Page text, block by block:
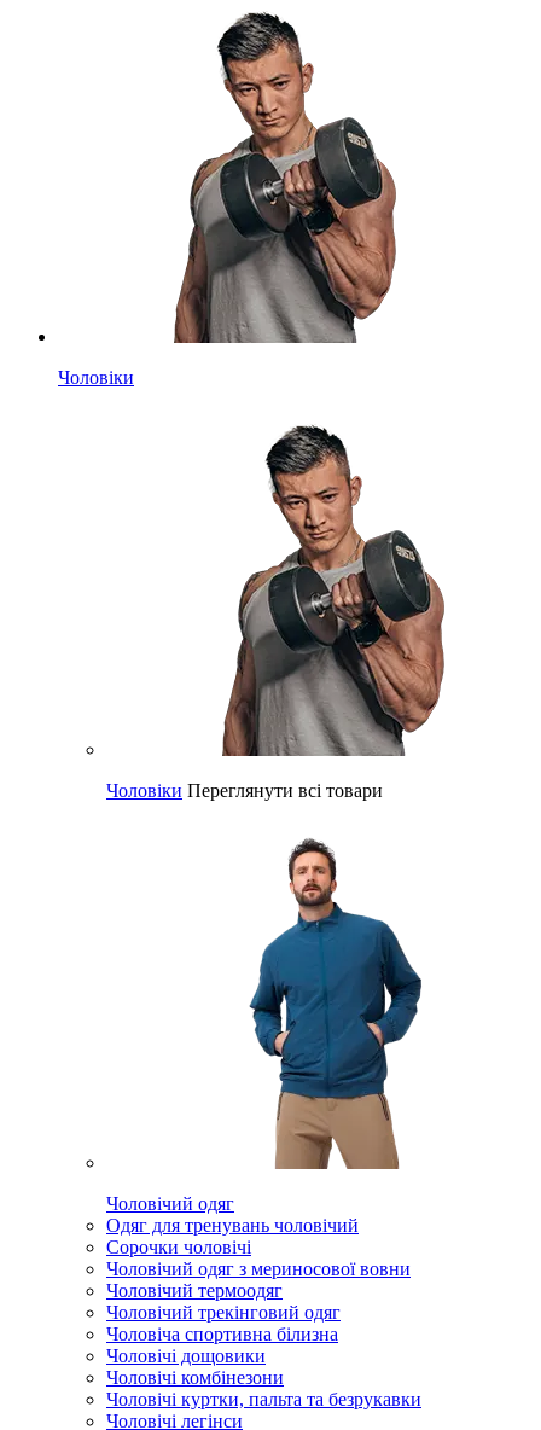
Чоловіки
Чоловіки Переглянути всі товари
Чоловічий одяг
Одяг для тренувань чоловічий
Сорочки чоловічі
Чоловічий одяг з мериносової вовни
Чоловічий термоодяг
Чоловічий трекінговий одяг
Чоловіча спортивна білизна
Чоловічі дощовики
Чоловічі комбінезони
Чоловічі куртки, пальта та безрукавки
Чоловічі легінси